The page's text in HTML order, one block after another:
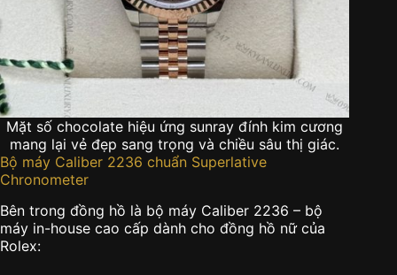
Mặt số chocolate hiệu ứng sunray đính kim cương
mang lại vẻ đẹp sang trọng và chiều sâu thị giác.
Bộ máy Caliber 2236 chuẩn Superlative
Chronometer
Bên trong đồng hồ là bộ máy Caliber 2236 – bộ
máy in-house cao cấp dành cho đồng hồ nữ của
Rolex: